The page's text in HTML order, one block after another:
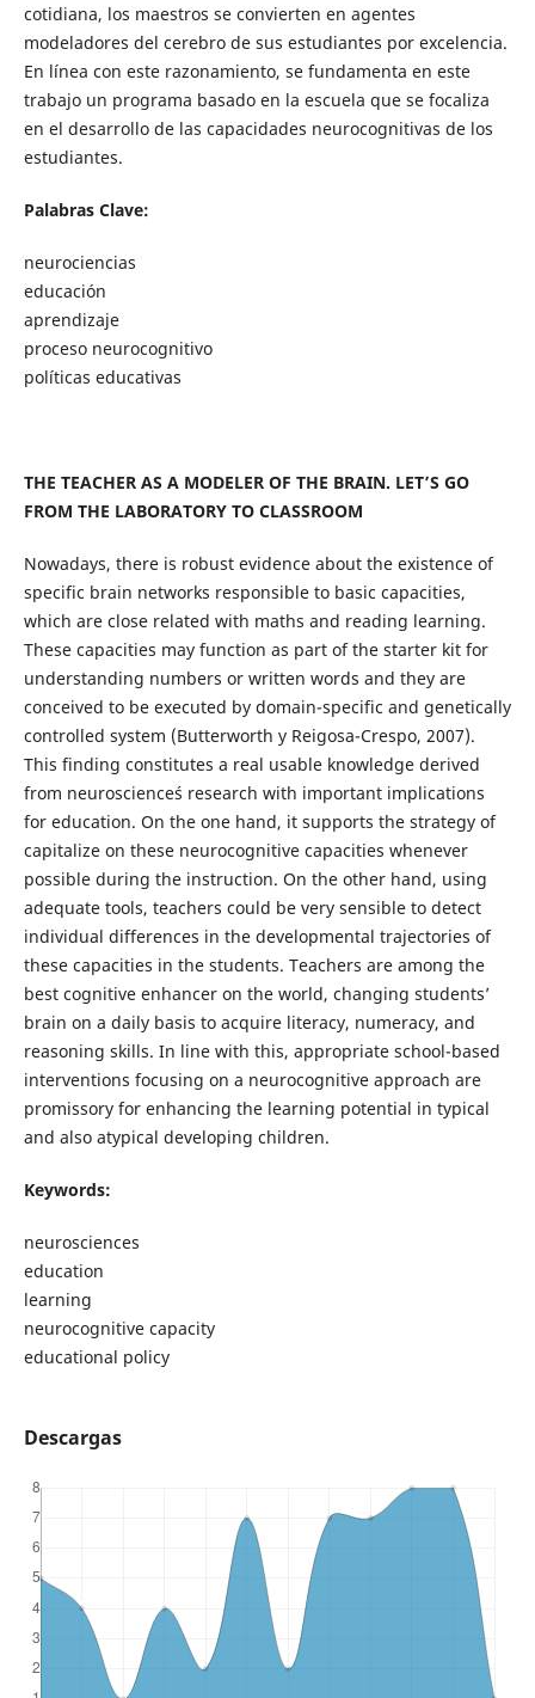
cotidiana, los maestros se convierten en agentes
modeladores del cerebro de sus estudiantes por excelencia.
En línea con este razonamiento, se fundamenta en este
trabajo un programa basado en la escuela que se focaliza
en el desarrollo de las capacidades neurocognitivas de los
estudiantes.
Palabras Clave:
neurociencias
educación
aprendizaje
proceso neurocognitivo
políticas educativas
THE TEACHER AS A MODELER OF THE BRAIN. LET’S GO
FROM THE LABORATORY TO CLASSROOM
Nowadays, there is robust evidence about the existence of
specific brain networks responsible to basic capacities,
which are close related with maths and reading learning.
These capacities may function as part of the starter kit for
understanding numbers or written words and they are
conceived to be executed by domain-specific and genetically
controlled system (Butterworth y Reigosa-Crespo, 2007).
This finding constitutes a real usable knowledge derived
from neuroscience´s research with important implications
for education. On the one hand, it supports the strategy of
capitalize on these neurocognitive capacities whenever
possible during the instruction. On the other hand, using
adequate tools, teachers could be very sensible to detect
individual differences in the developmental trajectories of
these capacities in the students. Teachers are among the
best cognitive enhancer on the world, changing students’
brain on a daily basis to acquire literacy, numeracy, and
reasoning skills. In line with this, appropriate school-based
interventions focusing on a neurocognitive approach are
promissory for enhancing the learning potential in typical
and also atypical developing children.
Keywords:
neurosciences
education
learning
neurocognitive capacity
educational policy
Descargas